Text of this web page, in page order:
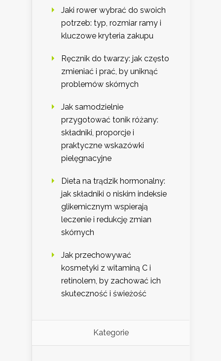
Jaki rower wybrać do swoich
potrzeb: typ, rozmiar ramy i
kluczowe kryteria zakupu
Ręcznik do twarzy: jak często
zmieniać i prać, by uniknąć
problemów skórnych
Jak samodzielnie
przygotować tonik różany:
składniki, proporcje i
praktyczne wskazówki
pielęgnacyjne
Dieta na trądzik hormonalny:
jak składniki o niskim indeksie
glikemicznym wspierają
leczenie i redukcję zmian
skórnych
Jak przechowywać
kosmetyki z witaminą C i
retinolem, by zachować ich
skuteczność i świeżość
Kategorie